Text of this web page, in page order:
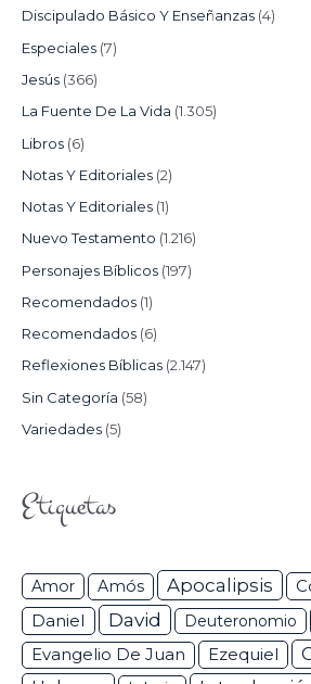
Discipulado Básico Y Enseñanzas (4)
Especiales (7)
Jesús (366)
La Fuente De La Vida (1.305)
Libros (6)
Notas Y Editoriales (2)
Notas Y Editoriales (1)
Nuevo Testamento (1.216)
Personajes Bíblicos (197)
Recomendados (1)
Recomendados (6)
Reflexiones Bíblicas (2.147)
Sin Categoría (58)
Variedades (5)
Etiquetas
Amor Amós Apocalipsis
Daniel David Deuteronomio
Evangelio De Juan Ezequiel